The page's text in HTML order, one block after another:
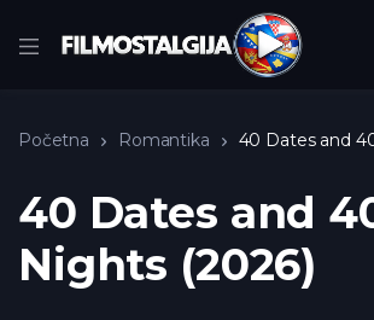
Početna Romantika 40 Dates and
40 Dates and
Nights (2026)